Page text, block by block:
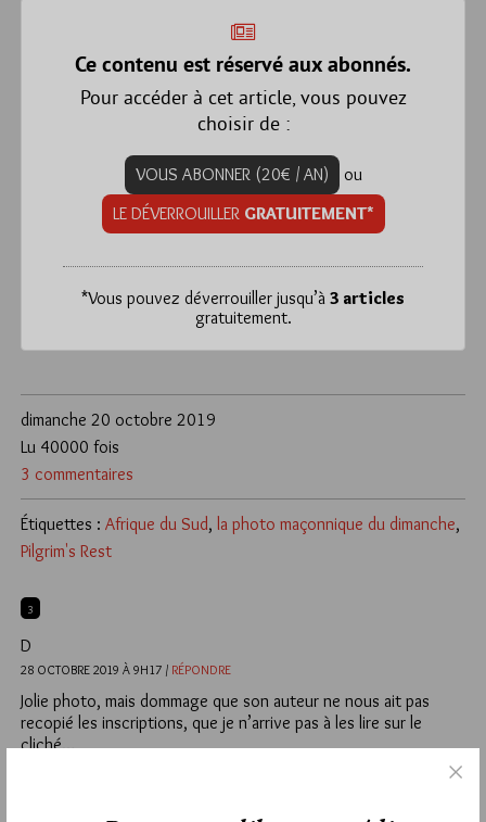
Ce contenu est réservé aux abonnés.
Pour accéder à cet article, vous pouvez
choisir de :
VOUS ABONNER (20€ / AN)
ou
LE DÉVERROUILLER GRATUITEMENT*
*Vous pouvez déverrouiller jusqu’à 3 articles
gratuitement.
dimanche 20 octobre 2019
3 commentaires
Lu 40000 fois
Étiquettes : Afrique du Sud, la photo maçonnique du dimanche,
Pilgrim's Rest
3
D
28 OCTOBRE 2019 À 9H17 / RÉPONDRE
Jolie photo, mais dommage que son auteur ne nous ait pas
recopié les inscriptions, que je n’arrive pas à les lire sur le
cliché…